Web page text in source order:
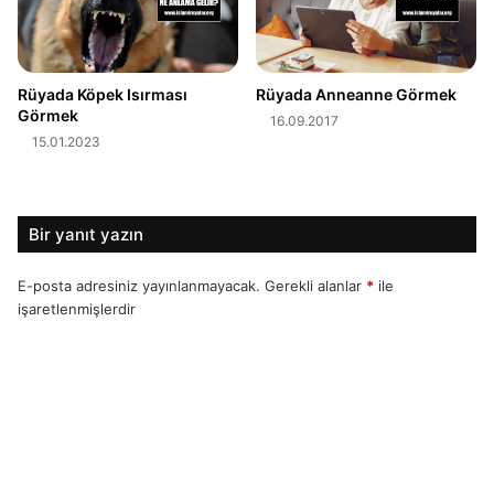
Rüyada Köpek Isırması
Görmek
15.01.2023
Rüyada Anneanne Görmek
16.09.2017
Bir yanıt yazın
E-posta adresiniz yayınlanmayacak. Gerekli alanlar * ile
işaretlenmişlerdir